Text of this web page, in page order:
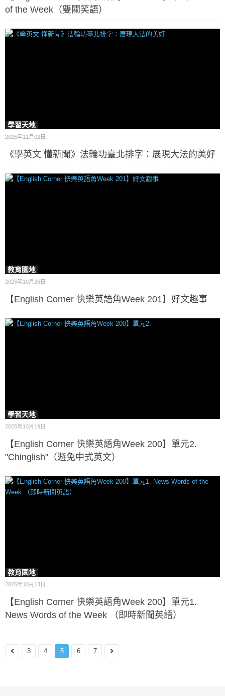
of the Week（雙關笑語）
學習天地
2025年11月02日
《學英文 懂新聞》法輪功臺北排字：展現大法的美好
教育園地
2025年10月26日
【English Corner 快樂英語角Week 201】好文趣事
學習天地
2025年10月19日
【English Corner 快樂英語角Week 200】單元2.
"Chinglish"（避免中式英文）
教育園地
2025年10月13日
【English Corner 快樂英語角Week 200】單元1.
News Words of the Week （即時新聞英語）
3 4 5 6 7